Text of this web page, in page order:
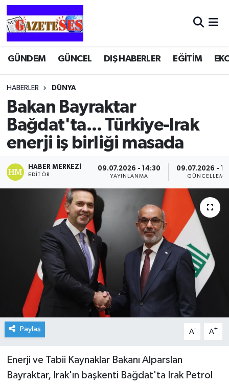
GÜNDEM GÜNCEL DIŞ HABERLER EĞİTİM
HABERLER DÜNYA
Bakan Bayraktar
Bağdat'ta... Türkiye-Irak
enerji iş birliği masada
HABER MERKEZI
EDITÖR
09.07.2026 - 14:30
YAYINLANMA
09.07.2026 -
GÜNCELLEME
Paylaş A- A+
Enerji ve Tabii Kaynaklar Bakanı Alparslan
Bayraktar, Irak'ın başkenti Bağdat'ta Irak Petrol